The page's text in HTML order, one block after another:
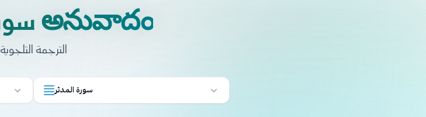
سورة المدثر అనువాదం
الترجمة التلجوية
سورة المدثر